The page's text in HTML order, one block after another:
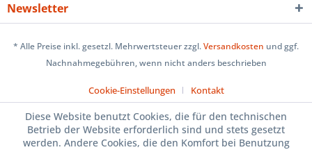
Newsletter
* Alle Preise inkl. gesetzl. Mehrwertsteuer zzgl.Versandkosten und ggf.
Nachnahmegebühren, wenn nicht anders beschrieben
Cookie-Einstellungen Kontakt
Diese Website benutzt Cookies, die für den technischen
Betrieb der Website erforderlich sind und stets gesetzt
werden. Andere Cookies, die den Komfort bei Benutzung